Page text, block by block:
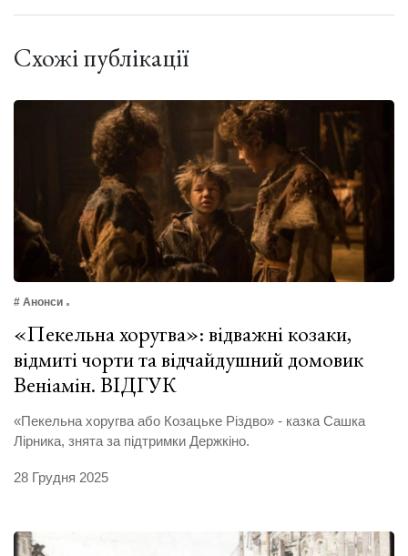
Схожі публікації
# Анонси
«Пекельна хоругва»: відважні козаки,
відмиті чорти та відчайдушний домовик
Веніамін. ВІДГУК
«Пекельна хоругва або Козацьке Різдво» - казка Сашка
Лірника, знята за підтримки Держкіно.
28 Грудня 2025